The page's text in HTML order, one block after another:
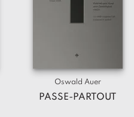
Oswald Auer
PASSE-PARTOUT